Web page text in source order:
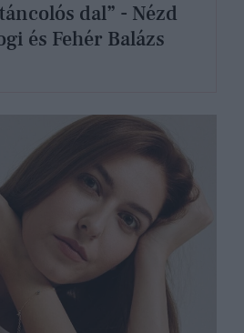
dal” - Nézd
és Fehér Balázs